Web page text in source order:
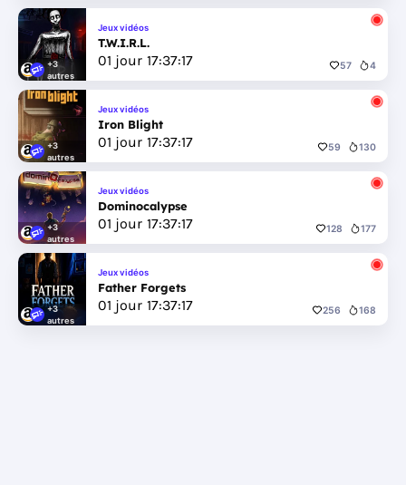
+3
autres
Jeux vidéos
T.W.I.R.L.
01 jour 17:37:17 57 4
+3
autres
Jeux vidéos
Iron Blight
01 jour 17:37:17 59 130
+3
autres
Jeux vidéos
Dominocalypse
01 jour 17:37:17 128 177
+3
autres
Jeux vidéos
Father Forgets
01 jour 17:37:17 256 168